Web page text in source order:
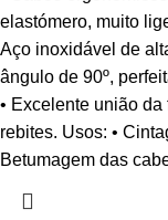
elastómero, muito
Aço inoxidável de
ângulo de 90º,
• Excelente união
rebites. Usos: •
Betumagem das